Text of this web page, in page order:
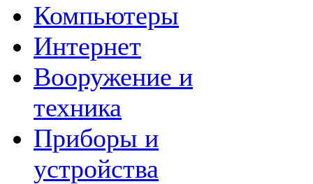
Компьютеры
Интернет
Вооружение и
техника
Приборы и
устройства